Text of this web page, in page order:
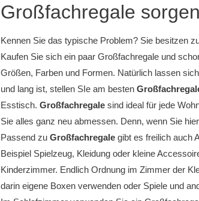
Großfachregale
Kennen Sie das typische Problem? Sie besitzen
Kaufen Sie sich ein paar Großfachregale und
Größen, Farben und Formen. Natürlich lassen
und lang ist, stellen SIe am besten
Esstisch. Großfachregale sind ideal für jede
Sie alles ganz neu abmessen. Denn, wenn Sie
Passend zu Großfachregale gibt es freilich auch
Beispiel Spielzeug, Kleidung oder kleine
Kinderzimmer. Endlich Ordnung im Zimmer der
darin eigene Boxen verwenden oder Spiele und